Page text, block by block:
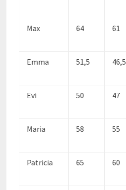
Max 64 61
Emma 51,5 46,5
Evi 50 47
Maria 58 55
Patricia 65 60